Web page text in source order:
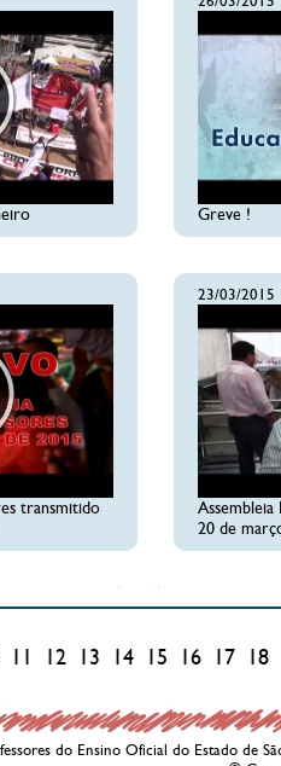
Greve !
transmitido
23/03/2015
Assembleia
20 de
12 13 14 15 16 17 18
do Ensino Oficial do Estado de